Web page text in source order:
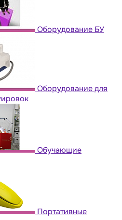
Оборудование БУ
Оборудование для
Обучающие
Портативные